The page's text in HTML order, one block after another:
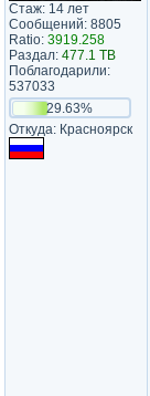
Стаж: 14 лет
Сообщений: 8805
Ratio: 3919.258
Раздал: 477.1 TB
Поблагодарили:
537033
29.63%
Откуда: Красноярск